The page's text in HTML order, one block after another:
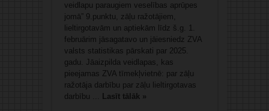
veidlapu paraugiem veselības aprūpes
jomā” 9.punktu, zāļu ražotājiem,
lieltirgotavām un aptiekām līdz š.g. 1.
februārim jāsagatavo un jāiesniedz ZVA
valsts statistikas pārskati par 2025.
gadu. Jāaizpilda veidlapas, kas
pieejamas ZVA tīmekļvietnē: par zāļu
ražotāja darbību par zāļu lieltirgotavas
darbību ... Lasīt tālāk »